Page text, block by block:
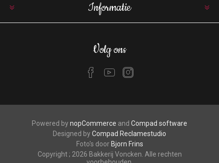
Informatie
Volg ons
Powered bynopCommerce and Compad software
Designed byCompad Reclamestudio
Foto's door Bjorn Frins
Copyright ; 2026 Bakkerij Voncken. Alle rechten